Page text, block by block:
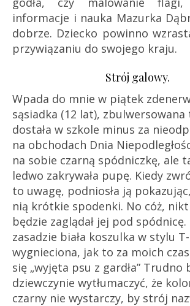
informacje i nauka Mazurka
dobrze. Dziecko powinno
przywiązaniu do swojego kraju.
Strój galowy.
Wpada do mnie w piątek
sąsiadka (12 lat), zbulwersowana
dostała w szkole minus za
na obchodach Dnia
na sobie czarną spódniczkę, ale
ledwo zakrywała pupę. Kiedy
to uwagę, podniosła ją
nią krótkie spodenki. No cóż,
będzie zaglądał jej pod spódnicę.
zasadzie biała koszulka w stylu
wygnieciona, jak to za moich
się „wyjęta psu z gardła” Trudno
dziewczynie wytłumaczyć, że
czarny nie wystarczy, by strój